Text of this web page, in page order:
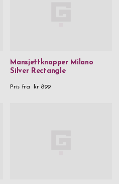
Mansjettknapper Milano
Silver Rectangle
Pris fra kr 899